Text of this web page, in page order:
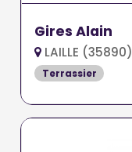
Gires Alain
LAILLE (35890)
Terrassier